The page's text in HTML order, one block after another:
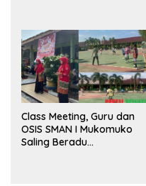
Class Meeting, Guru dan
OSIS SMAN I Mukomuko
Saling Beradu